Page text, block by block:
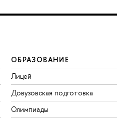
ОБРАЗОВАНИЕ
Лицей
Довузовская подготовка
Олимпиады